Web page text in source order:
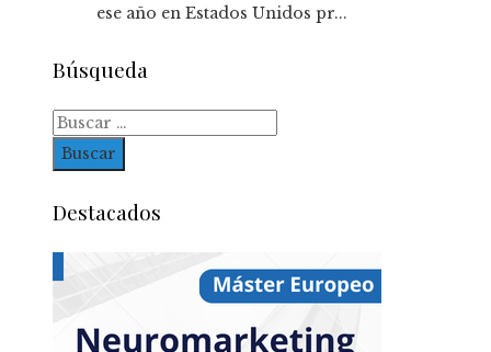
ese año en Estados Unidos pr...
Búsqueda
Buscar:
Destacados